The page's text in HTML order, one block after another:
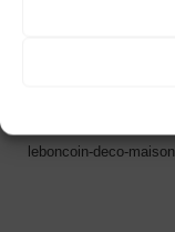
leboncoin-deco-maison